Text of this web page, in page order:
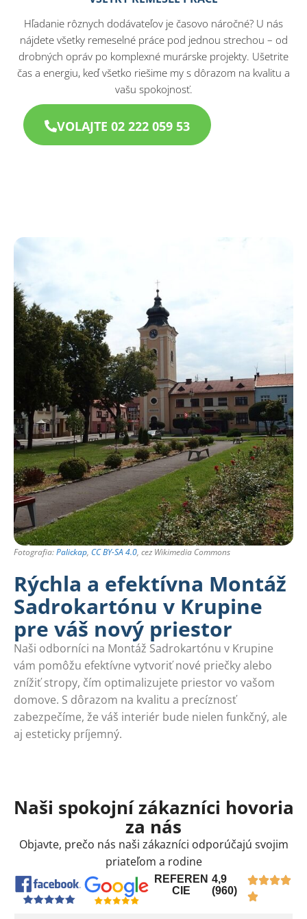
Hľadanie rôznych dodávateľov je časovo náročné? U nás
nájdete všetky remeselné práce pod jednou strechou – od
drobných opráv po komplexné murárske projekty. Ušetrite
čas a energiu, keď všetko riešime my s dôrazom na kvalitu a
vašu spokojnosť.
VOLAJTE 02 222 059 53
Fotografia:Palickap, CC BY-SA 4.0, cez Wikimedia Commons
Rýchla a efektívna Montáž
Sadrokartónu v Krupine
pre váš nový priestor
Naši odborníci na Montáž Sadrokartónu v Krupine
vám pomôžu efektívne vytvoriť nové priečky alebo
znížiť stropy, čím optimalizujete priestor vo vašom
domove. S dôrazom na kvalitu a precíznosť
zabezpečíme, že váš interiér bude nielen funkčný, ale
aj esteticky príjemný.
Naši spokojní zákazníci hovoria
za nás
Objavte, prečo nás naši zákazníci odporúčajú svojim
priateľom a rodine
REFEREN
CIE
4,9
(960)